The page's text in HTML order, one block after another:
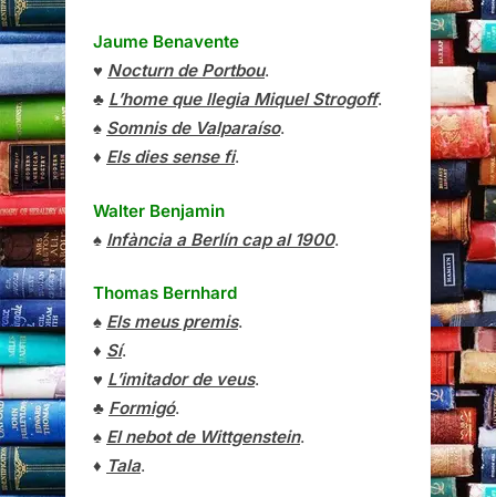
Jaume Benavente
♥ Nocturn de Portbou.
♣ L’home que llegia Miquel Strogoff.
♠ Somnis de Valparaíso.
♦ Els dies sense fi.
Walter Benjamin
♠ Infància a Berlín cap al 1900.
Thomas Bernhard
♠ Els meus premis.
♦ Sí.
♥ L’imitador de veus.
♣ Formigó.
♠ El nebot de Wittgenstein.
♦ Tala.